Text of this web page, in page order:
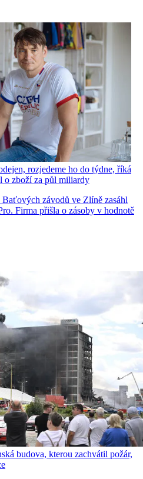
rozjedeme ho do týdne, říká
o zboží za půl miliardy
závodů ve Zlíně zasáhl
Firma přišla o zásoby v hodnotě
budova, kterou zachvátil požár,